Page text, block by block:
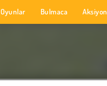
Bulmaca Aksiyon